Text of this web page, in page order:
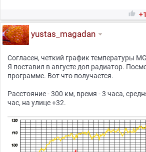
 +1
yustas_magadan
Согласен, четкий график температуры
Я поставил в августе доп радиатор.
программе. Вот что получается.
Расстояние - 300 км, время - 3 часа,
час, на улице +32.